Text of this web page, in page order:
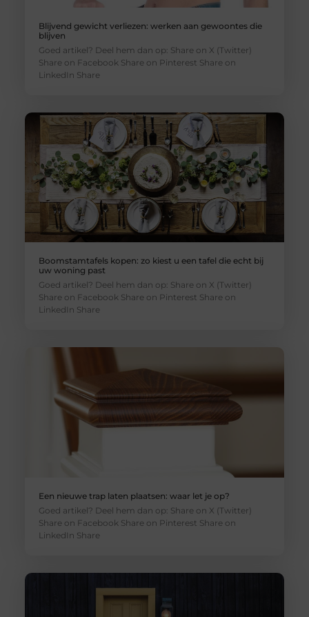
Blijvend gewicht verliezen: werken aan gewoontes die
blijven
Goed artikel? Deel hem dan op: Share on X (Twitter)
Share on Facebook Share on Pinterest Share on
LinkedIn Share
Boomstamtafels kopen: zo kiest u een tafel die echt bij
uw woning past
Goed artikel? Deel hem dan op: Share on X (Twitter)
Share on Facebook Share on Pinterest Share on
LinkedIn Share
Een nieuwe trap laten plaatsen: waar let je op?
Goed artikel? Deel hem dan op: Share on X (Twitter)
Share on Facebook Share on Pinterest Share on
LinkedIn Share